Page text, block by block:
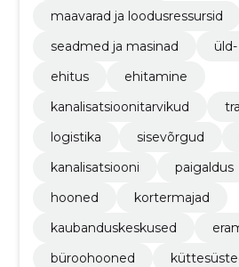
maavarad ja loodusressursid
seadmed ja masinad
ehitus
ehitamine
kanalisatsioonitarvikud
logistika
sisevõrgud
kanalisatsiooni
paigaldus
hooned
kortermajad
kaubanduskeskused
büroohooned